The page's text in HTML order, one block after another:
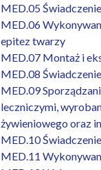
MED.05
MED.06
epitez twarzy
MED.07 Montaż i
MED.08
MED.09
leczniczymi,
żywieniowego oraz
MED.10
MED.11